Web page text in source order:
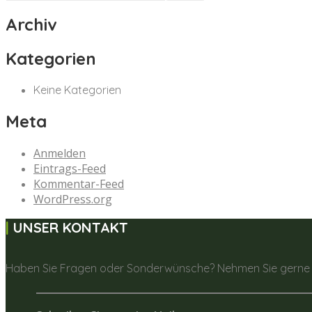
Archiv
Kategorien
Keine Kategorien
Meta
Anmelden
Eintrags-Feed
Kommentar-Feed
WordPress.org
UNSER KONTAKT
Haben Sie Fragen oder Sonderwünsche? Nehmen Sie